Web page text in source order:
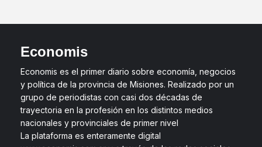
Economis
Economis es el primer diario sobre economía, negocios
y política de la provincia de Misiones. Realizado por un
grupo de periodistas con casi dos décadas de
trayectoria en la profesión en los distintos medios
nacionales y provinciales de primer nivel
La plataforma es enteramente digital